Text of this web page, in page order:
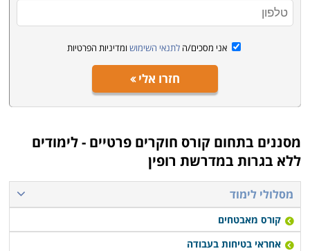
אני מסכים/ה לתנאי השימוש ומדיניות הפרטיות
חזרו אלי
מסננים בתחום קורס חוקרים פרטיים - לימודים
ללא בגרות במדרשת רופין
מסלולי לימוד
קורס מאבטחים
אחראי בטיחות בעבודה